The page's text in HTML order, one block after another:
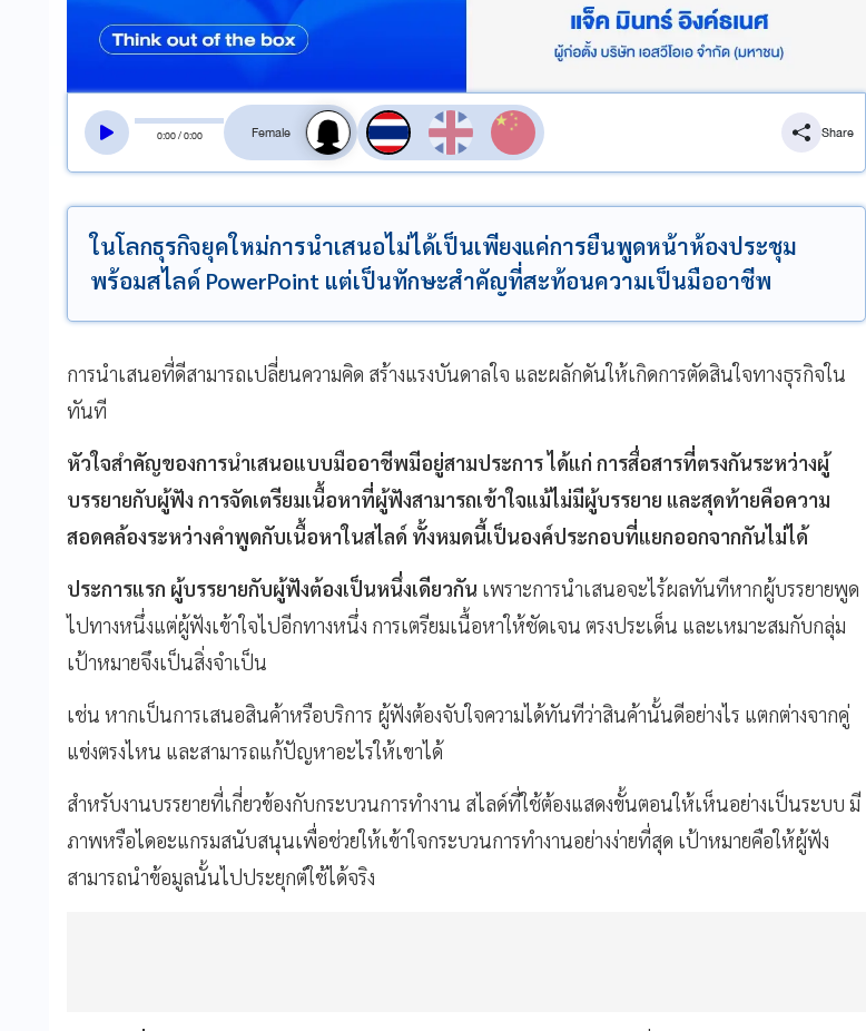
0:00/0:00
สลับเสียงอ่าน
Share
ในโลกธุรกิจยุคใหม่การนำเสนอไม่ได้เป็นเพียงแค่การยืนพูดหน้าห้องประชุม
พร้อมสไลด์ PowerPoint แต่เป็นทักษะสำคัญที่สะท้อนความเป็นมืออาชีพ
การนำเสนอที่ดีสามารถเปลี่ยนความคิด สร้างแรงบันดาลใจ และผลักดันให้เกิดการตัดสินใจทางธุรกิจใน
ทันที
หัวใจสำคัญของการนำเสนอแบบมืออาชีพมีอยู่สามประการ ได้แก่ การสื่อสารที่ตรงกันระหว่างผู้
บรรยายกับผู้ฟัง การจัดเตรียมเนื้อหาที่ผู้ฟังสามารถเข้าใจแม้ไม่มีผู้บรรยาย และสุดท้ายคือความ
สอดคล้องระหว่างคำพูดกับเนื้อหาในสไลด์ ทั้งหมดนี้เป็นองค์ประกอบที่แยกออกจากกันไม่ได้
ประการแรก ผู้บรรยายกับผู้ฟังต้องเป็นหนึ่งเดียวกัน เพราะการนำเสนอจะไร้ผลทันทีหากผู้บรรยายพูด
ไปทางหนึ่งแต่ผู้ฟังเข้าใจไปอีกทางหนึ่ง การเตรียมเนื้อหาให้ชัดเจน ตรงประเด็น และเหมาะสมกับกลุ่ม
เป้าหมายจึงเป็นสิ่งจำเป็น
เช่น หากเป็นการเสนอสินค้าหรือบริการ ผู้ฟังต้องจับใจความได้ทันทีว่าสินค้านั้นดีอย่างไร แตกต่างจากคู่
แข่งตรงไหน และสามารถแก้ปัญหาอะไรให้เขาได้
สำหรับงานบรรยายที่เกี่ยวข้องกับกระบวนการทำงาน สไลด์ที่ใช้ต้องแสดงขั้นตอนให้เห็นอย่างเป็นระบบ มี
ภาพหรือไดอะแกรมสนับสนุนเพื่อช่วยให้เข้าใจกระบวนการทำงานอย่างง่ายที่สุด เป้าหมายคือให้ผู้ฟัง
สามารถนำข้อมูลนั้นไปประยุกต์ใช้ได้จริง